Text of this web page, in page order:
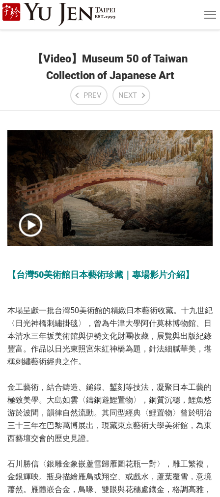
Yu
Jen
Taipei
Antique
Auction
Private
Sales
【Video】Museum 50 of Taiwan
Collection of Japanese Art
PREV NEXT
【台灣50美術館日本藝術珍藏｜ 專場影片介紹】
本場呈獻一批台灣50美術館的精緻日本藝術收藏。十九世紀
〈日光神橋刺繡掛毯〉，曾為牛津大學阿什莫林博物館、日
本清水三年坂美術館與伊勢文化財團收藏，展覽與出版紀錄
豐富。作品以日光東照宮朱紅神橋為題，針法細膩華美，堪
稱刺繡藝術經典之作。
金工藝術，結合鑄造、鎚鍛、鏨刻等技法，凝聚日本工藝的
極致美學。大島如雲〈鑄銅遊鯉置物〉，銅質沉穩，鯉魚悠
游於波間，韻律自然流動。其同型經典〈鯉置物〉曾於明治
三十三年在巴黎萬博展出，現藏東京藝術大學美術館，為東
西藝壇交會的歷史見證。
石川勝信〈銀雕金象嵌蘆雪歸雁圖花瓶一對〉，雕工繁複，
金銀輝映。瓶身描繪雁鳥或翔空、或戲水，蘆葉覆雪，意境
蕭然。雁體嵌合金，鳥喙、雙眼與花穗處鑲金，格調高雅，